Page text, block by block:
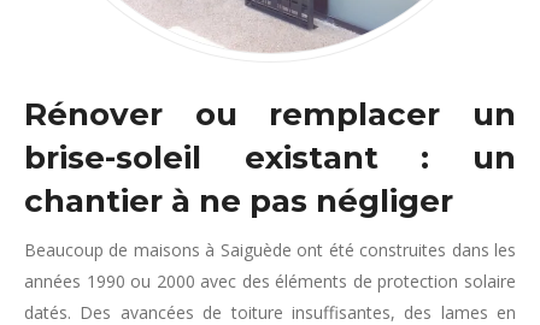
Rénover ou remplacer un
brise-soleil existant : un
chantier à ne pas négliger
Beaucoup de maisons à Saiguède ont été construites dans les
années 1990 ou 2000 avec des éléments de protection solaire
datés. Des avancées de toiture insuffisantes, des lames en